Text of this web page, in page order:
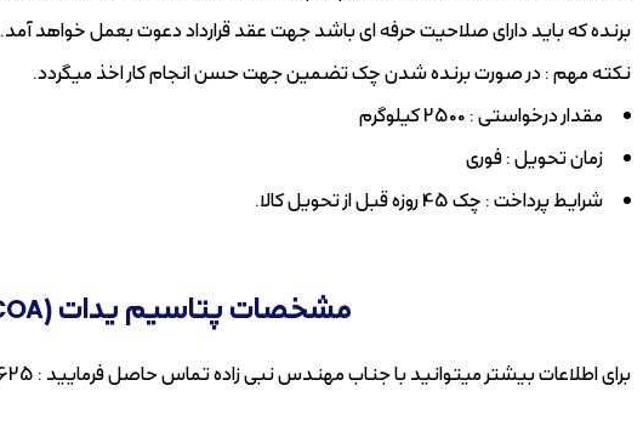
برنده که باید دارای صلاحیت حرفه ای باشد جهت عقد قرارداد دعوت بعمل خواهد آمد.
نکته مهم : در صورت برنده شدن چک تضمین جهت حسن انجام کار اخذ میگردد.
مقدار درخواستی : 2500 کیلوگرم
زمان تحویل : فوری
شرایط پرداخت : چک 45 روزه قبل از تحویل کالا.
مشخصات پتاسیم یدات (COA)
برای اطلاعات بیشتر میتوانید با جناب مهندس نبی زاده تماس حاصل فرمایید : 09910704625